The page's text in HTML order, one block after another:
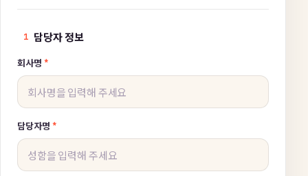
1 담당자 정보
회사명*
담당자명*